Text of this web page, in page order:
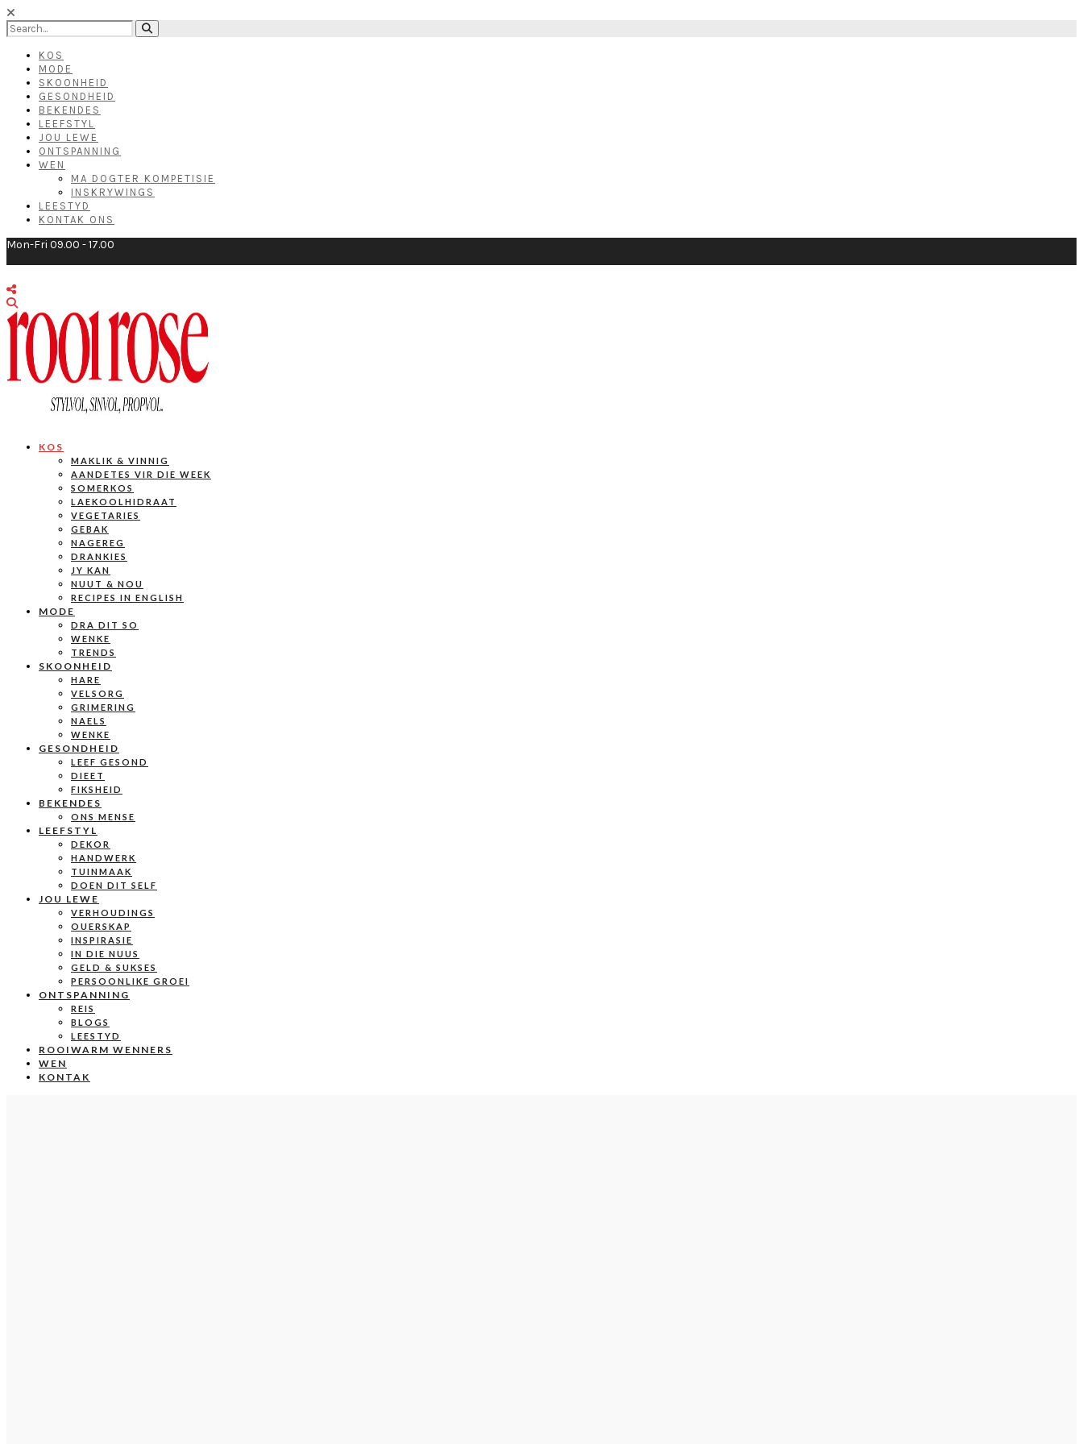
KOS
MODE
SKOONHEID
GESONDHEID
BEKENDES
LEEFSTYL
JOU LEWE
ONTSPANNING
WEN
MA DOGTER KOMPETISIE
INSKRYWINGS
LEESTYD
KONTAK ONS
Mon-Fri 09.00 - 17.00
KOS
MAKLIK & VINNIG
AANDETES VIR DIE WEEK
SOMERKOS
LAEKOOLHIDRAAT
VEGETARIES
GEBAK
NAGEREG
DRANKIES
JY KAN
NUUT & NOU
RECIPES IN ENGLISH
MODE
DRA DIT SO
WENKE
TRENDS
SKOONHEID
HARE
VELSORG
GRIMERING
NAELS
WENKE
GESONDHEID
LEEF GESOND
DIEET
FIKSHEID
BEKENDES
ONS MENSE
LEEFSTYL
DEKOR
HANDWERK
TUINMAAK
DOEN DIT SELF
JOU LEWE
VERHOUDINGS
OUERSKAP
INSPIRASIE
IN DIE NUUS
GELD & SUKSES
PERSOONLIKE GROEI
ONTSPANNING
REIS
BLOGS
LEESTYD
ROOIWARM WENNERS
WEN
KONTAK